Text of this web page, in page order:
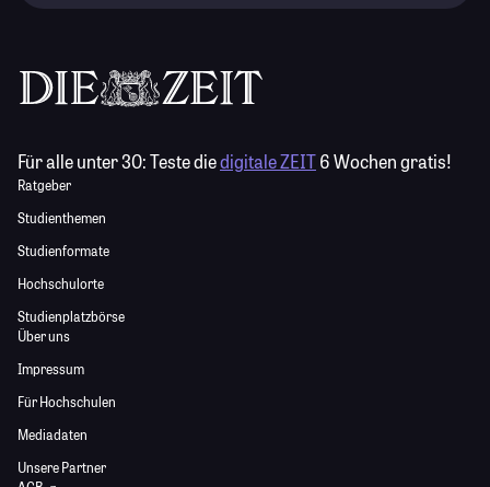
Für alle unter 30:Teste diedigitale ZEIT6 Wochen gratis!
Ratgeber
Studienthemen
Studienformate
Hochschulorte
Studienplatzbörse
Über uns
Impressum
Für Hochschulen
Mediadaten
Unsere Partner